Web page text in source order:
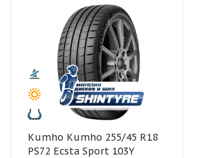
Kumho Kumho 255/45 R18
PS72 Ecsta Sport 103Y